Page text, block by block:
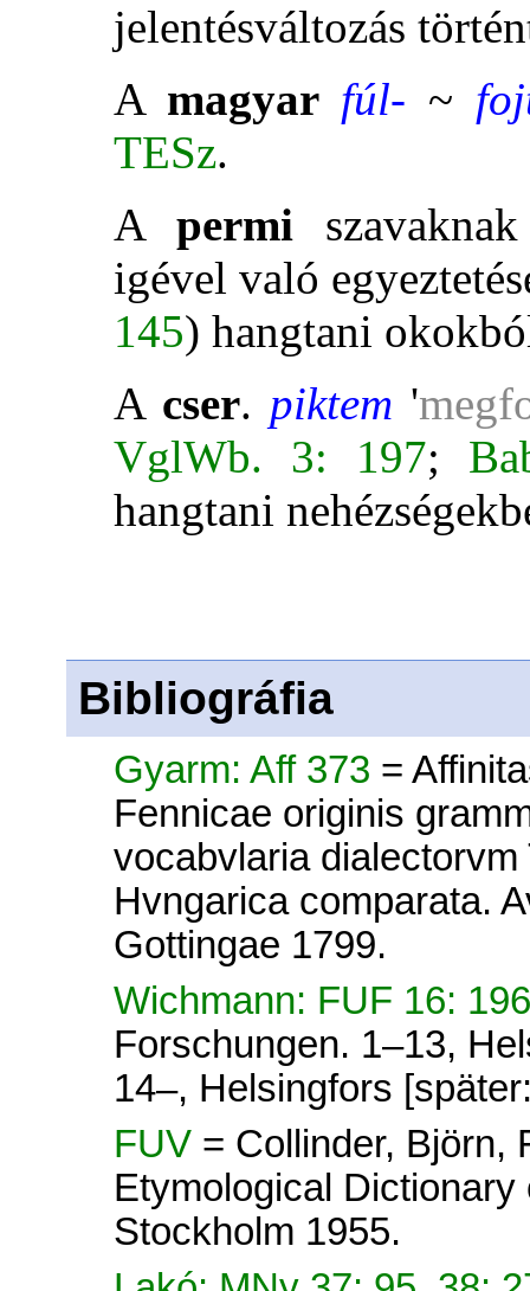
jelentésváltozás
A magyar fúl- ~
TESz.
Apermi
igével való
145) hangtani
A cser. piktem '
VglWb. 3: 197;
hangtani
Bibliográfia
Gyarm: Aff 373 =
Fennicae originis
vocabvlaria
Hvngarica comparata.
Gottingae 1799.
Wichmann: FUF 16:
Forschungen. 1–13,
14–, Helsingfors
FUV = Collinder, Björn,
Etymological
Stockholm 1955.